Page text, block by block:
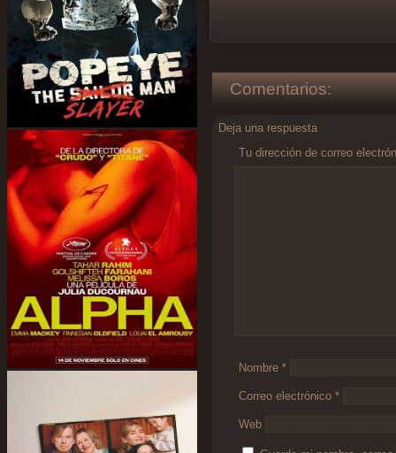
Comentarios:
Deja una respuesta
Tu dirección de correo
Nombre *
Correo electrónico *
Web